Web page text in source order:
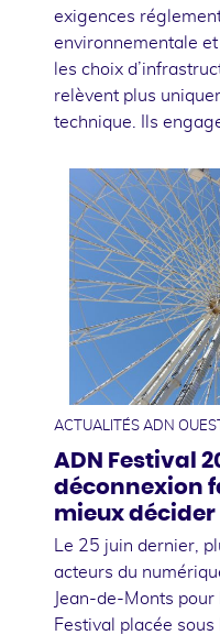
exigences
environnementale
les choix
relèvent plus
technique. Ils
ACTUALITÉS ADN OUEST
ADN Festival
déconnexion
mieux décider
Le 25 juin dernier,
acteurs du
Jean-de-Monts
Festival placée sous